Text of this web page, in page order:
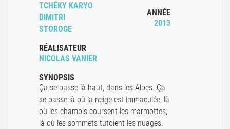
TCHÉKY KARYO
DIMITRI
STOROGE
RÉALISATEUR
NICOLAS VANIER
ANNÉE
2013
SYNOPSIS
Ça se passe là-haut, dans les Alpes. Ça
se passe là où la neige est immaculée, là
où les chamois coursent les marmottes,
là où les sommets tutoient les nuages.